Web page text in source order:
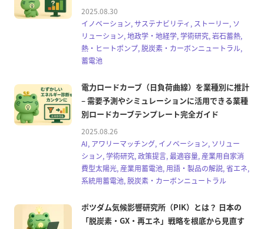
2025.08.30
イノベーション, サステナビリティ, ストーリー, ソ
リューション, 地政学・地経学, 学術研究, 岩石蓄熱,
熱・ヒートポンプ, 脱炭素・カーボンニュートラル,
蓄電池
電力ロードカーブ（日負荷曲線）を業種別に推計
– 需要予測やシミュレーションに活用できる業種
別ロードカーブテンプレート完全ガイド
2025.08.26
AI, アワリーマッチング, イノベーション, ソリュー
ション, 学術研究, 政策提言, 最適容量, 産業用自家消
費型太陽光, 産業用蓄電池, 用語・製品の解説, 省エネ,
系統用蓄電池, 脱炭素・カーボンニュートラル
ポツダム気候影響研究所（PIK）とは？ 日本の
「脱炭素・GX・再エネ」戦略を根底から見直す